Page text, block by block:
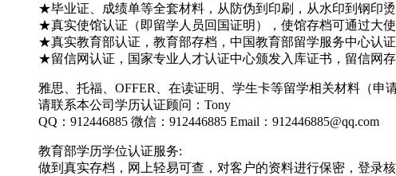
★毕业证、成绩单等全套材料，从防伪到印刷，从水印到钢印
★真实使馆认证（即留学人员回国证明），使馆存档可通过大
★真实教育部认证，教育部存档，中国教育部留学服务中心认
★留信网认证，国家专业人才认证中心颁发入库证书，留信网
雅思、托福、OFFER、在读证明、学生卡等留学相关材料（申
请联系本公司学历认证顾问：Tony
QQ：912446885 微信：912446885 Email：912446885@qq.com
教育部学历学位认证服务:
做到真实存档，网上轻易可查，对客户的资料进行保密，登录核